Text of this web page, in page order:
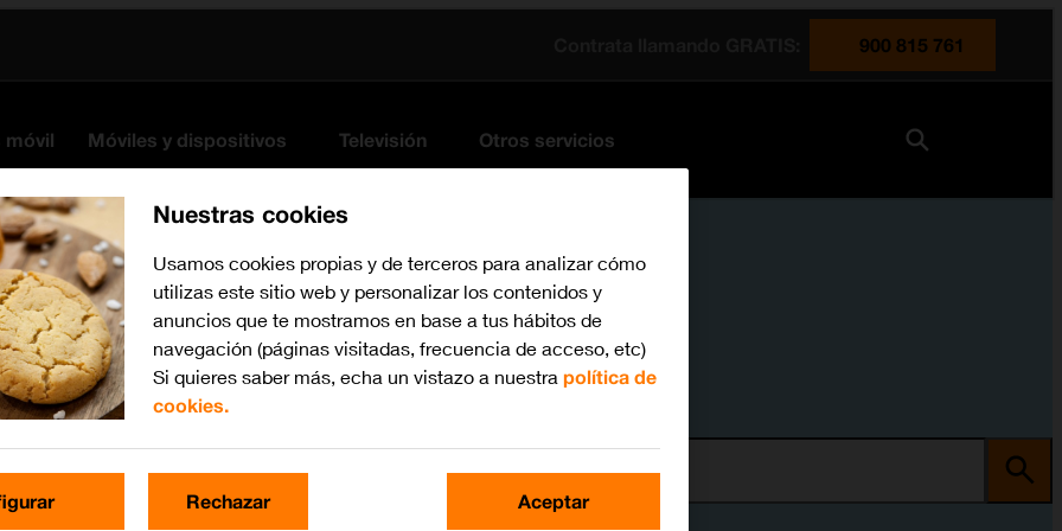
900 815 761
móvil Móviles y dispositivos Televisión Otros servicios
Busca por problema o tema
Nuestras cookies
Usamos cookies propias y de terceros para analizar cómo
utilizas este sitio web y personalizar los contenidos y
anuncios que te mostramos en base a tus hábitos de
navegación (páginas visitadas, frecuencia de acceso, etc)
Si quieres saber más, echa un vistazo a nuestra política de
cookies.
Rechazar Aceptar